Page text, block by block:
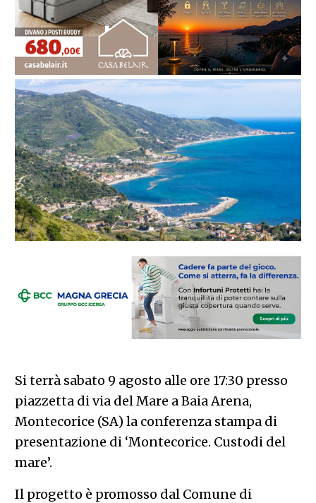
Si terrà sabato 9 agosto alle ore 17:30 presso
piazzetta di via del Mare a Baia Arena,
Montecorice (SA) la conferenza stampa di
presentazione di ‘Montecorice. Custodi del
mare’.
Il progetto è promosso dal Comune di